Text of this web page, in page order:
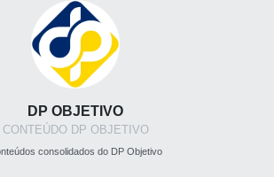
DP OBJETIVO
CONTEÚDO DP OBJETIVO
consolidados do DP Objetivo